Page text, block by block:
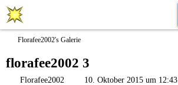
Florafee2002's Galerie
florafee2002 3
Florafee2002 10. Oktober 2015 um 12:43